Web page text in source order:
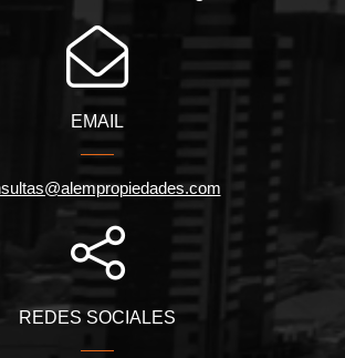
EMAIL
REDES SOCIALES